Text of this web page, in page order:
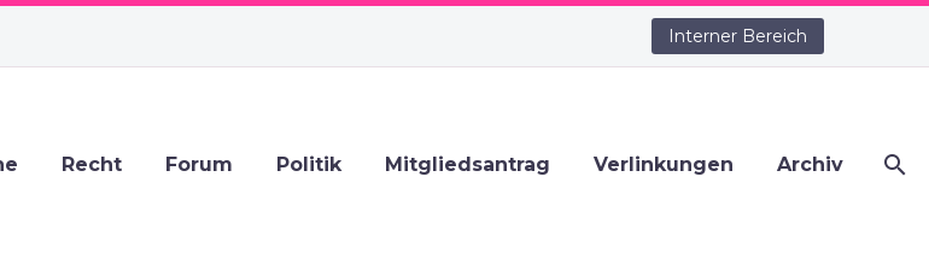
Interner Bereich
Recht Forum Politik Mitgliedsantrag Verlinkungen Archiv